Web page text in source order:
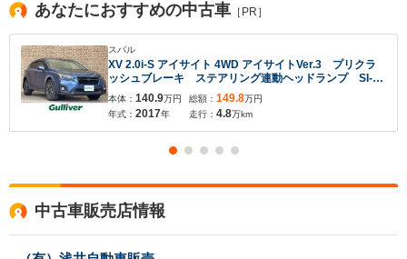
あなたにおすすめの中古車 ［PR］
スバル
XV 2.0i-S アイサイト 4WD アイサイトVer.3 プリクラ
ッシュブレーキ ステアリング連動ヘッドランプ SI-
DRIVE 横滑り防止装置 リヤビークルディテクショ
ン 純正ナビ フルセグTV ETC2.0
本体： 140.9万円
年式： 2017年
総額： 149.8万円
走行： 4.8万km
中古車販売店情報